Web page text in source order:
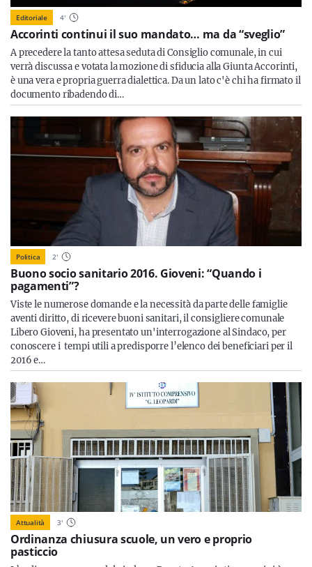
Editoriale 4'
Accorinti continui il suo mandato… ma da “sveglio”
A precedere la tanto attesa seduta di Consiglio comunale, in cui
verrà discussa e votata la mozione di sfiducia alla Giunta Accorinti,
è una vera e propria guerra dialettica. Da un lato c'è chi ha firmato il
documento ribadendo di…
Politica 2'
Buono socio sanitario 2016. Gioveni: “Quando i
pagamenti”?
Viste le numerose domande e la necessità da parte delle famiglie
aventi diritto, di ricevere buoni sanitari, il consigliere comunale
Libero Gioveni, ha presentato un'interrogazione al Sindaco, per
conoscere i tempi utili a predisporre l’elenco dei beneficiari per il
2016 e…
Attualità 3'
Ordinanza chiusura scuole, un vero e proprio
pasticcio